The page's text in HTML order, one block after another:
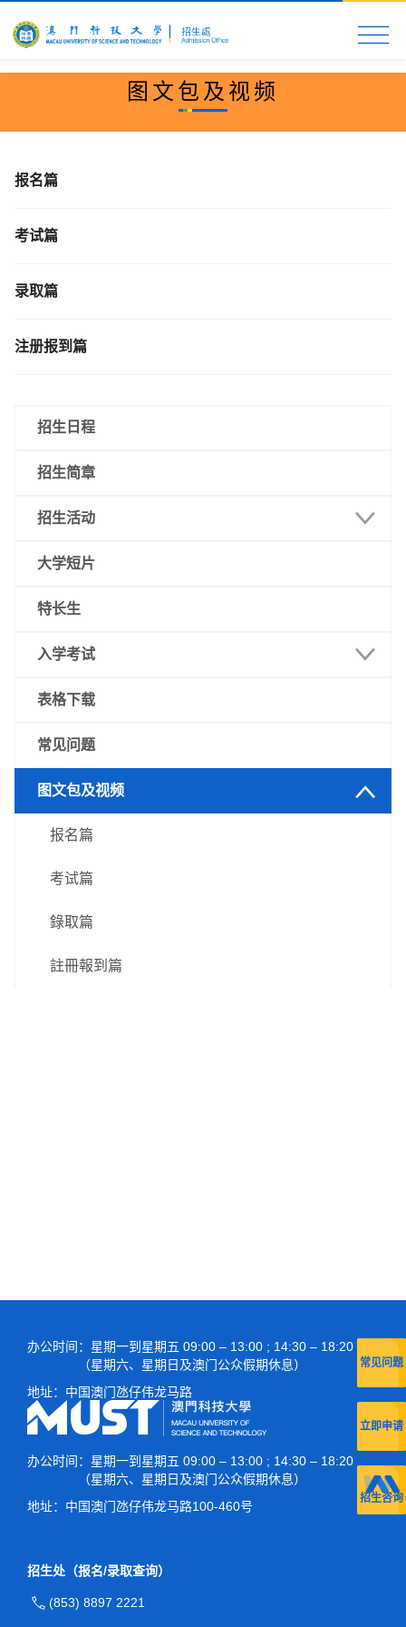
首页 科大速览 入学申请 更多资
图文包及视频
报名篇
考试篇
录取篇
注册报到篇
招生日程
招生简章
招生活动
澳门
内地
其他地区
大学短片
特长生
入学考试
语言科及数学科
专业试
表格下载
常见问题
图文包及视频
报名篇
考试篇
錄取篇
註冊報到篇
常见问题
立即申请
招生咨询
办公时间 ：星期一到星期五 09:00 – 13:00 ; 14:30 – 18:20
（星期六、星期日及澳门公众假期休息）
地址： 中国澳门氹仔伟龙马路
办公时间 ：星期一到星期五 09:00 – 13:00 ; 14:30 – 18:20
（星期六、星期日及澳门公众假期休息）
地址： 中国澳门氹仔伟龙马路100-460号
招生处（报名/录取查询）
(853) 8897 2221